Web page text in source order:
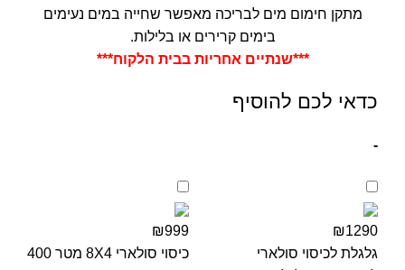
מתקן חימום מים לבריכה מאפשר שחייה במים נעימים
בימים קרירים או בלילות.
***שנתיים אחריות בבית הלקוח***
כדאי לכם להוסיף
-
₪1290
גלגלת לכיסוי סולארי
₪999
כיסוי סולארי 8X4 מטר 400